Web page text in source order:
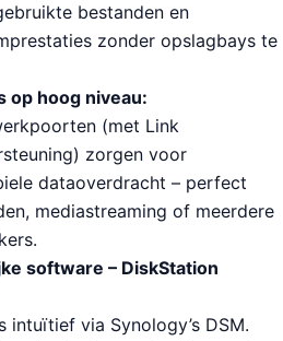
bestanden en
zonder opslagbays te
op hoog niveau:
(met Link
zorgen voor
dataoverdracht – perfect
mediastreaming of meerdere
software – DiskStation
intuïtief via Synology’s DSM.